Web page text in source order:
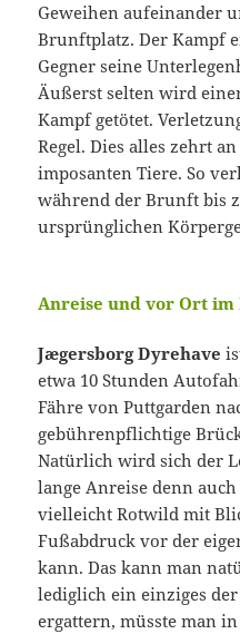
Geweihen aufeinander
Brunftplatz. Der Kampf
Gegner seine
Äußerst selten wird
Kampf getötet.
Regel. Dies alles zehrt
imposanten Tiere. So
während der Brunft bis
ursprünglichen
Anreise und vor Ort im
Jægersborg Dyrehave
etwa 10 Stunden
Fähre von Puttgarden
gebührenpflichtige
Natürlich wird sich der
lange Anreise denn
vielleicht Rotwild mit
Fußabdruck vor der
kann. Das kann man
lediglich ein einziges
ergattern, müsste man